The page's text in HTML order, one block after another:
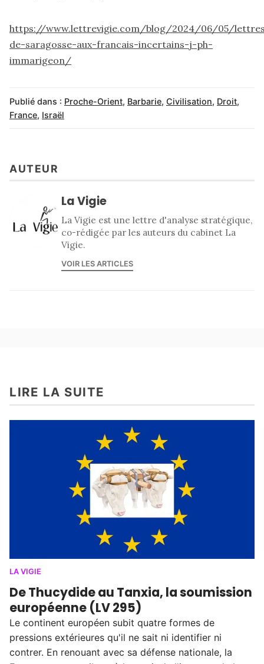
https://www.lettrevigie.com/blog/2024/06/05/
de-saragosse-aux-francais-incertains-j-ph-
immarigeon/
Publié dans : Proche-Orient, Barbarie, Civilisation, Droit,
France, Israël
AUTEUR
La Vigie
La Vigie est une lettre d'analyse stratégique,
co-rédigée par les auteurs du cabinet La
Vigie.
VOIR LES ARTICLES
LIRE LA SUITE
LA VIGIE
De Thucydide au Tanxia, la soumission
européenne (LV 295)
Le continent européen subit quatre formes de
pressions extérieures qu'il ne sait ni identifier ni
contrer. En renouant avec sa défense nationale, la